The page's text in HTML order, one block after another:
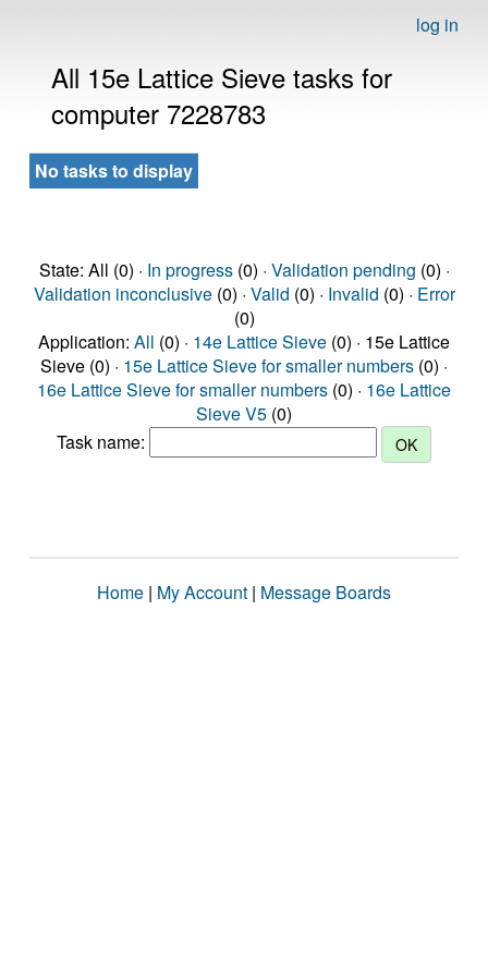
log in
All 15e Lattice Sieve tasks for
computer 7228783
No tasks to display
State: All (0) · In progress(0) · Validation pending (0) ·
Validation inconclusive(0) · Valid (0) · Invalid (0) · Error
(0)
Application: All (0) · 14e Lattice Sieve (0) · 15e Lattice
Sieve (0) · 15e Lattice Sieve for smaller numbers (0) ·
16e Lattice Sieve for smaller numbers (0) · 16e Lattice
Sieve V5 (0)
Task name:
Home | My Account | Message Boards